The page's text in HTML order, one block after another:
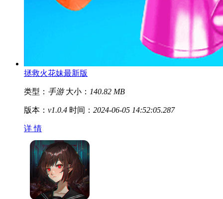
拯救火花妹最新版
类型： 手游 大小： 140.82 MB
版本： v1.0.4 时间： 2024-06-05 14:52:05.287
详 情